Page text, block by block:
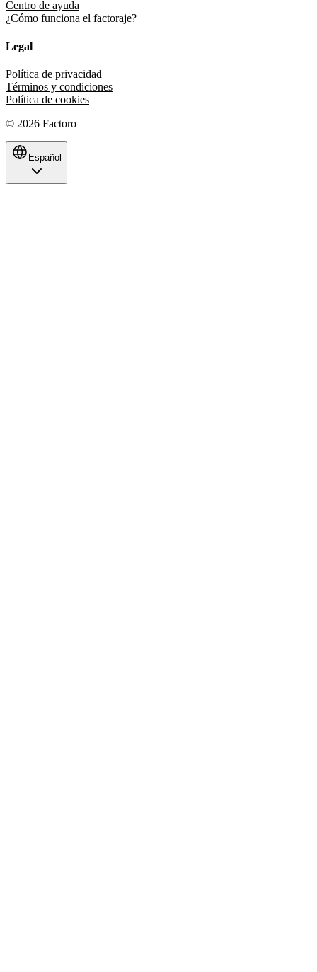
Centro de ayuda
¿Cómo funciona el factoraje?
Legal
Política de privacidad
Términos y condiciones
Política de cookies
© 2026 Factoro
Español